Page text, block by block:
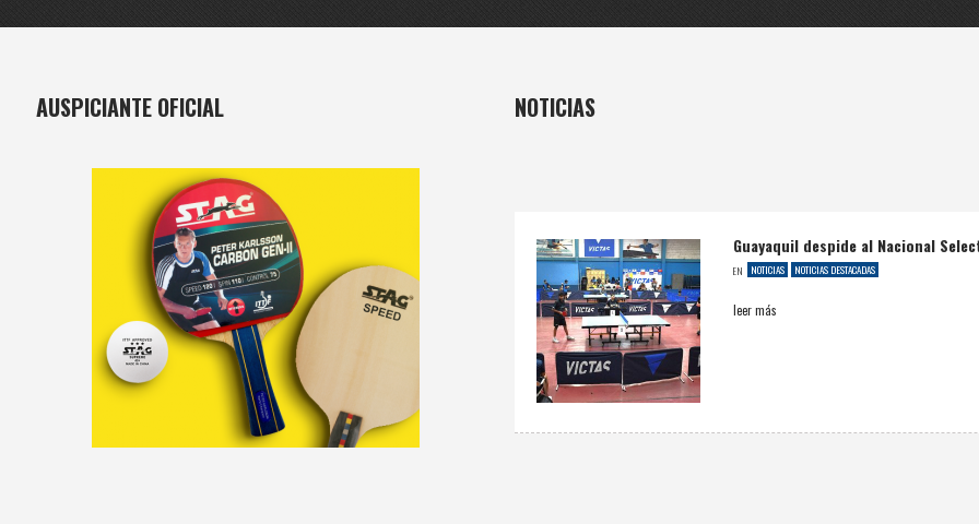
AUSPICIANTE OFICIAL NOTICIAS
Guayaquil despide al Nacional
EN NOTICIAS NOTICIAS DESTACADAS
leer más